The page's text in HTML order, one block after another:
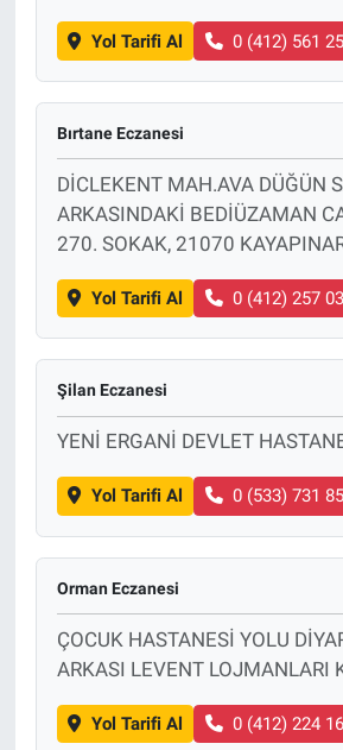
Yol Tarifi Al 0 (412) 561
Bırtane Eczanesi
DİCLEKENT MAH.AVA DÜĞÜN
ARKASINDAKİ BEDİÜZAMAN
270. SOKAK, 21070
Yol Tarifi Al 0 (412) 257
Şilan Eczanesi
YENİ ERGANİ DEVLET
Yol Tarifi Al 0 (533) 731
Orman Eczanesi
ÇOCUK HASTANESİ YOLU
ARKASI LEVENT LOJMANLARI
Yol Tarifi Al 0 (412) 224